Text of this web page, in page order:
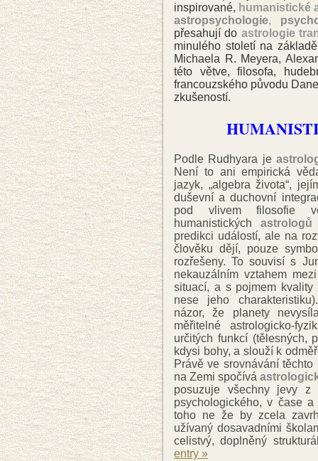
inspirované, humanistické
astropsychologie,
přesahují do astrologie
minulého století na
Michaela R. Meyera,
této větve, filosofa,
francouzského původu
zkušeností.
Podle Rudhyara je
Není to ani empirická
jazyk, „algebra života“,
duševní a duchovní
pod vlivem filosofie
humanistickýchastrologů
predikci událostí, ale na
člověku dějí, pouze
rozřešeny. To souvisí s
nekauzálním vztahem
situací, a s pojmem
nese jeho
názor, že planety
měřitelné astrologicko-
určitých funkcí (tělesných,
kdysi bohy, a slouží k
Právě ve srovnávání
na Zemi spočívá
posuzuje všechny jevy z
psychologického, v čase
toho ne že by zcela
užívaný dosavadními
celistvý, doplněný
entry »